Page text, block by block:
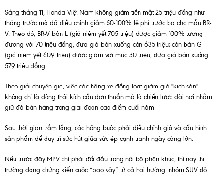
Sáng tháng 11, Honda Việt Nam không giảm tiền mặt 25 triệu đồng như
tháng trước mà đã điều chỉnh giảm 50-100% lệ phí trước bạ cho mẫu BR-
V. Theo đó, BR-V bản L (giá niêm yết 705 triệu) được giảm 100% tương
đương với 70 triệu đồng, đưa giá bán xuống còn 635 triệu; còn bản G
(giá niêm yết 609 triệu) được giảm với mức 30 triệu, đưa giá bán xuống
579 triệu đồng.
Theo giới chuyên gia, việc các hãng xe đồng loạt giảm giá "kịch sàn"
không chỉ là động thái kích cầu đơn thuần mà là chiến lược dài hơi nhằm
giữ đà bán hàng trong giai đoạn cao điểm cuối năm.
Sau thời gian trầm lắng, các hãng buộc phải điều chỉnh giá và cấu hình
sản phẩm để duy trì sức hút giữa sức ép cạnh tranh ngày càng lớn.
Nếu trước đây MPV chỉ phải đối đầu trong nội bộ phân khúc, thì nay thị
trường đang chứng kiến cuộc “bao vây” từ cả hai hướng: nhóm SUV đô